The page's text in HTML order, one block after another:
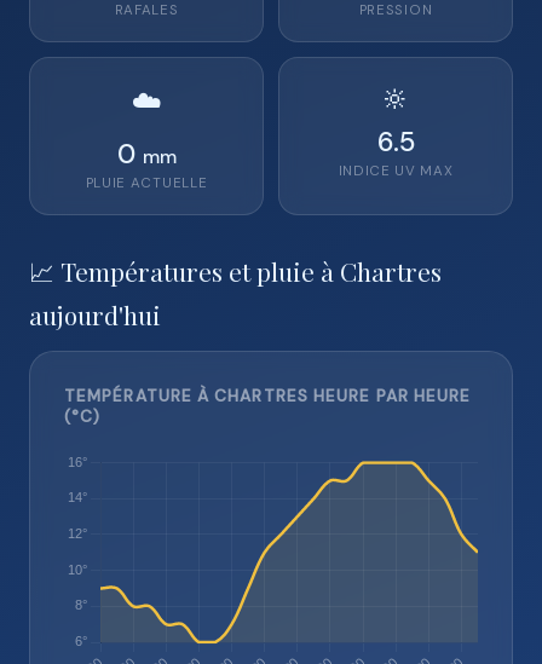
RAFALES PRESSION
☁️
0 mm
PLUIE ACTUELLE
🔆
6.5
INDICE UV MAX
📈 Températures et pluie à Chartres
aujourd'hui
TEMPÉRATURE À CHARTRES HEURE PAR HEURE
(°C)